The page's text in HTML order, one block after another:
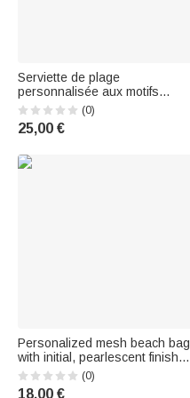
Serviette de plage
personnalisée aux motifs
colorés de cartes à jouer «
King » et « Queen », à
séchage rapide, avec prénom
d'anniversaire, de lune de miel
(0)
25,00 €
Personalized mesh beach bag
with initial, pearlescent finish,
birth flower, and first name – A
summer, vacation, pool, or
(0)
18,00 €